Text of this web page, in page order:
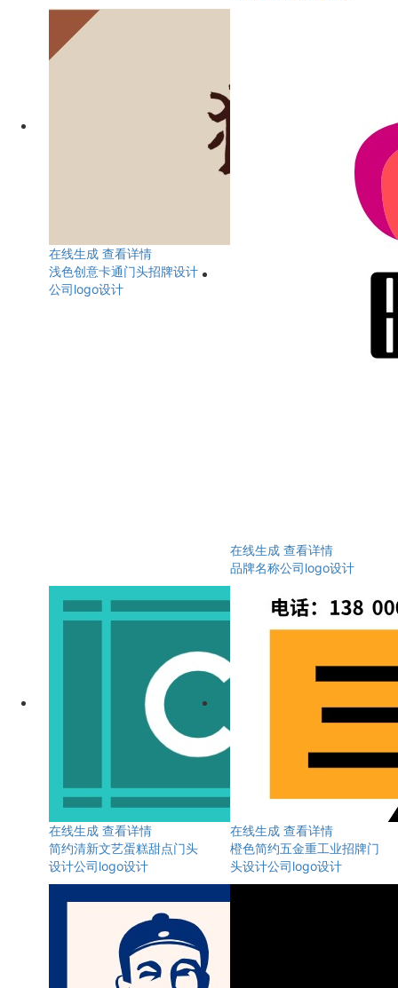
在线生成 查看详情
浅色创意卡通门头招牌设计
公司logo设计
在线生成 查看详情
品牌名称公司logo设计
在线生成 查看详情
简约清新文艺蛋糕甜点门头
设计公司logo设计
在线生成 查看详情
橙色简约五金重工业招牌门
头设计公司logo设计